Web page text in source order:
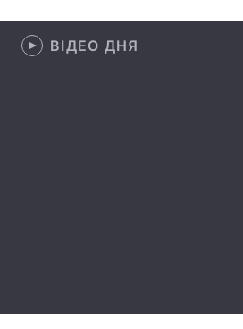
Техно і зв'язок Лайт
ВІДЕО ДНЯ